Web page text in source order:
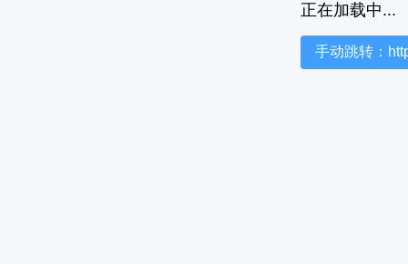
正在加载中...
手动跳转：